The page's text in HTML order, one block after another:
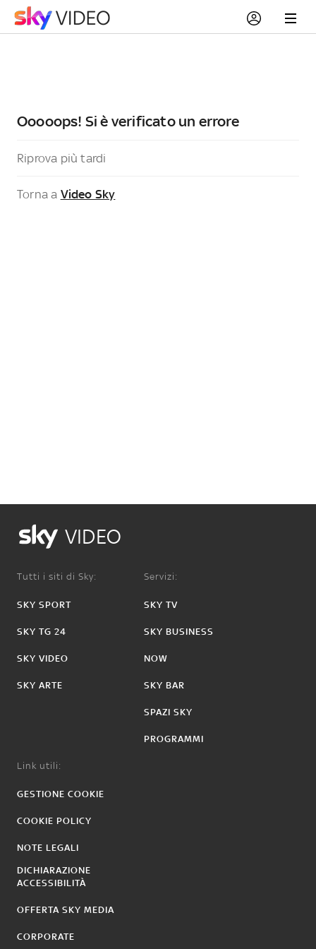
Ooooops! Si è verificato un errore
Riprova più tardi
Torna a Video Sky
VIDEO
Tutti i siti di Sky:
SKY SPORT
SKY TG 24
SKY VIDEO
SKY ARTE
Servizi:
SKY TV
SKY BUSINESS
NOW
SKY BAR
SPAZI SKY
PROGRAMMI
Link utili:
GESTIONE COOKIE
COOKIE POLICY
NOTE LEGALI
DICHIARAZIONE
ACCESSIBILITÀ
OFFERTA SKY MEDIA
CORPORATE